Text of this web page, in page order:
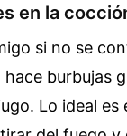
en la
si no se
hace burbujas
Lo ideal